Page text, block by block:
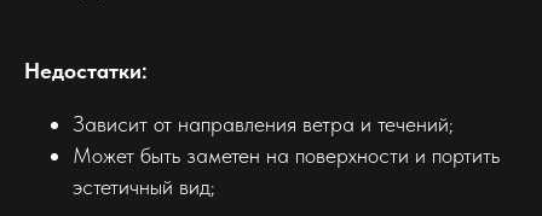
Недостатки:
Зависит от направления ветра и течений;
Может быть заметен на поверхности и портить
эстетичный вид;